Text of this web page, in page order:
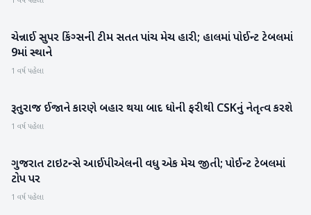
IPL
ચેન્નાઈ સુપર કિંગ્સની ટીમ સતત પાંચ મેચ હારી; હાલમાં પોઈન્ટ ટેબલમાં
9માં સ્થાને
1 વર્ષ પહેલા
રમતગમત
રૂતુરાજ ઈજાને કારણે બહાર થયા બાદ ધોની ફરીથી CSKનું નેતૃત્વ કરશે
1 વર્ષ પહેલા
IPL
ગુજરાત ટાઇટન્સે આઈપીએલની વધુ એક મેચ જીતી; પોઈન્ટ ટેબલમાં
ટોપ પર
1 વર્ષ પહેલા